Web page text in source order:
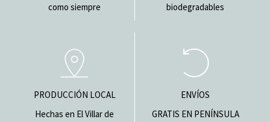
como siempre
biodegradables
PRODUCCIÓN LOCAL
Hechas en El Villar de
ENVÍOS
GRATIS EN PENÍNSULA